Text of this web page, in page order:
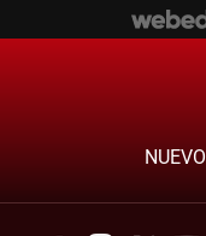
NUEVO